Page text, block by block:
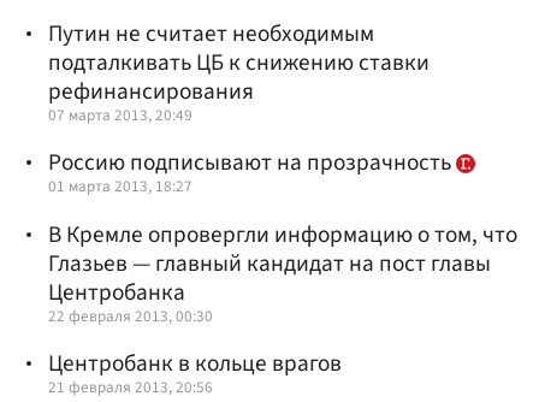
Путин не считает необходимым
подталкивать ЦБ к снижению ставки
рефинансирования
07 марта 2013, 20:49
Россию подпиcывают на прозрачность
01 марта 2013, 18:27
В Кремле опровергли информацию о том, что
Глазьев — главный кандидат на пост главы
Центробанка
22 февраля 2013, 00:30
Центробанк в кольце врагов
21 февраля 2013, 20:56